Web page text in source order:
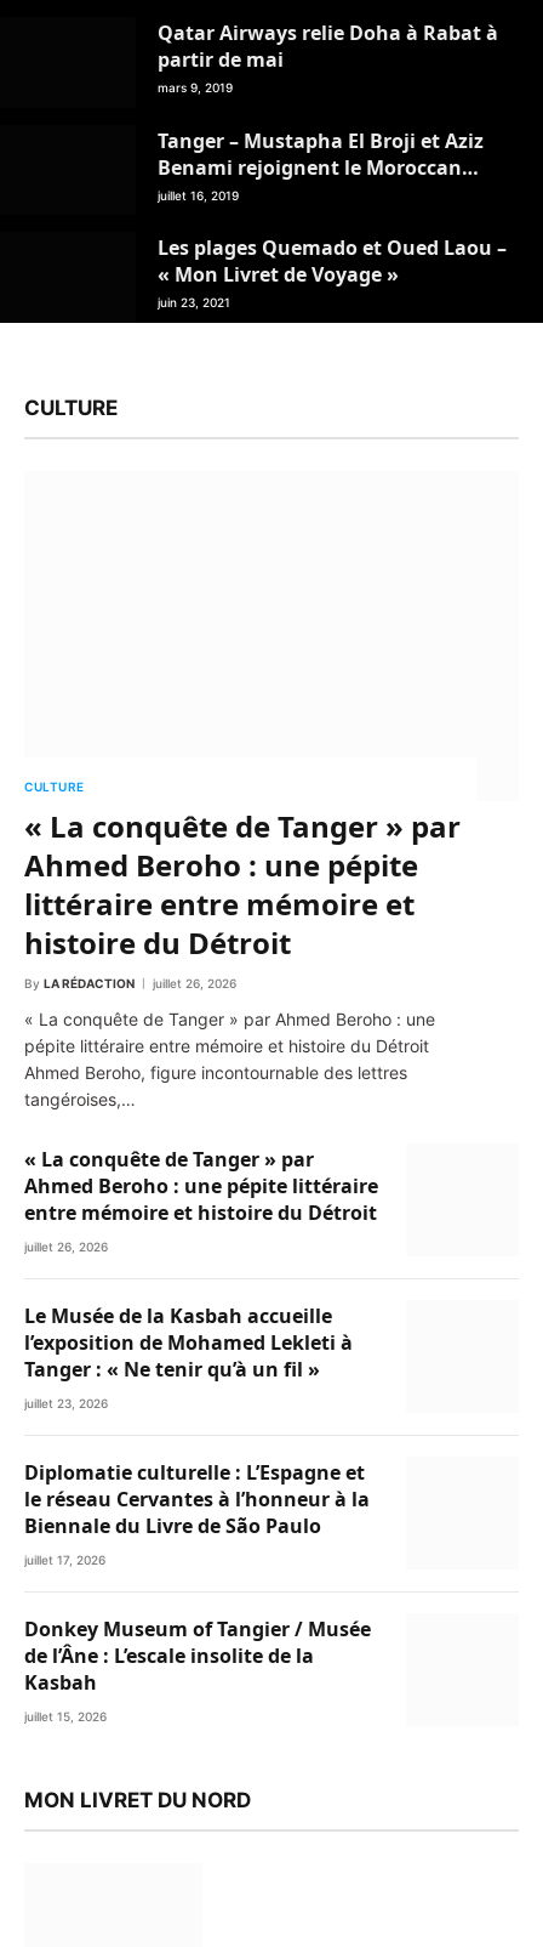
Qatar Airways relie Doha à Rabat à
partir de mai
mars 9, 2019
Tanger – Mustapha El Broji et Aziz
Benami rejoignent le Moroccan
Travel Management Club
juillet 16, 2019
Les plages Quemado et Oued Laou –
« Mon Livret de Voyage »
juin 23, 2021
CULTURE
CULTURE
« La conquête de Tanger » par
Ahmed Beroho : une pépite
littéraire entre mémoire et
histoire du Détroit
By LA RÉDACTION juillet 26, 2026
« La conquête de Tanger » par Ahmed Beroho : une
pépite littéraire entre mémoire et histoire du Détroit
Ahmed Beroho, figure incontournable des lettres
tangéroises,…
« La conquête de Tanger » par
Ahmed Beroho : une pépite littéraire
entre mémoire et histoire du Détroit
juillet 26, 2026
Le Musée de la Kasbah accueille
l’exposition de Mohamed Lekleti à
Tanger : « Ne tenir qu’à un fil »
juillet 23, 2026
Diplomatie culturelle : L’Espagne et
le réseau Cervantes à l’honneur à la
Biennale du Livre de São Paulo
juillet 17, 2026
Donkey Museum of Tangier / Musée
de l’Âne : L’escale insolite de la
Kasbah
juillet 15, 2026
MON LIVRET DU NORD